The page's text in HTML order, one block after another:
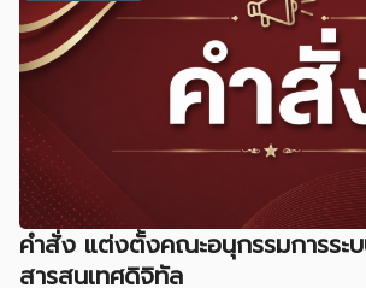
คำสั่ง แต่งตั้งคณะอนุกรรมการระ
สารสนเทศดิจิทัล